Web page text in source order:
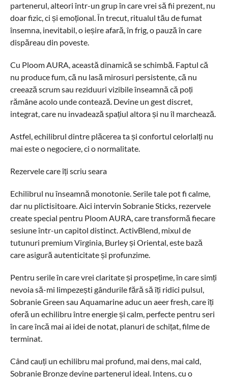
partenerul, alteori într-un grup în care vrei să fii prezent, nu
doar fizic, ci și emoțional. În trecut, ritualul tău de fumat
însemna, inevitabil, o ieșire afară, în frig, o pauză în care
dispăreau din poveste.
Cu Ploom AURA, această dinamică se schimbă. Faptul că
nu produce fum, că nu lasă mirosuri persistente, că nu
creează scrum sau reziduuri vizibile înseamnă că poți
rămâne acolo unde contează. Devine un gest discret,
integrat, care nu invadează spațiul altora și nu îl marchează.
Astfel, echilibrul dintre plăcerea ta și confortul celorlalți nu
mai este o negociere, ci o normalitate.
Rezervele care îți scriu seara
Echilibrul nu înseamnă monotonie. Serile tale pot fi calme,
dar nu plictisitoare. Aici intervin Sobranie Sticks, rezervele
create special pentru Ploom AURA, care transformă fiecare
sesiune într-un capitol distinct. ActivBlend, mixul de
tutunuri premium Virginia, Burley și Oriental, este bază
care asigură autenticitate și profunzime.
Pentru serile în care vrei claritate și prospețime, în care simți
nevoia să-mi limpezești gândurile fără să îți ridici pulsul,
Sobranie Green sau Aquamarine aduc un aeer fresh, care îți
oferă un echilibru între energie și calm, perfecte pentru seri
în care încă mai ai idei de notat, planuri de schițat, filme de
terminat.
Când cauți un echilibru mai profund, mai dens, mai cald,
Sobranie Bronze devine partenerul ideal. Intens, cu o